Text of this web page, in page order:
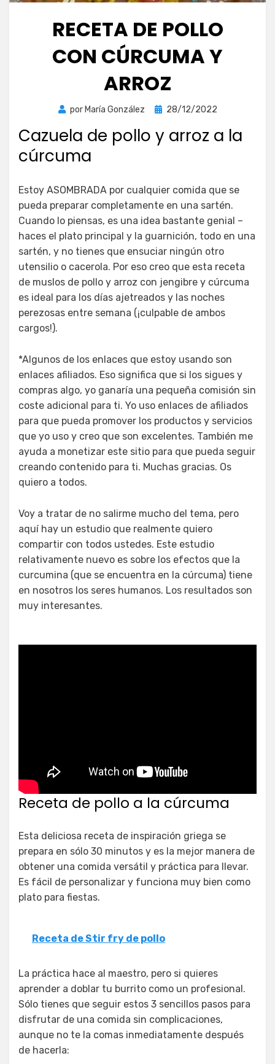
RECETA DE POLLO
CON CÚRCUMA Y
ARROZ
por María González
Publicada
28/12/2022
Cazuela de pollo y arroz a la
cúrcuma
Estoy ASOMBRADA por cualquier comida que se
pueda preparar completamente en una sartén.
Cuando lo piensas, es una idea bastante genial –
haces el plato principal y la guarnición, todo en una
sartén, y no tienes que ensuciar ningún otro
utensilio o cacerola. Por eso creo que esta receta
de muslos de pollo y arroz con jengibre y cúrcuma
es ideal para los días ajetreados y las noches
perezosas entre semana (¡culpable de ambos
cargos!).
*Algunos de los enlaces que estoy usando son
enlaces afiliados. Eso significa que si los sigues y
compras algo, yo ganaría una pequeña comisión sin
coste adicional para ti. Yo uso enlaces de afiliados
para que pueda promover los productos y servicios
que yo uso y creo que son excelentes. También me
ayuda a monetizar este sitio para que pueda seguir
creando contenido para ti. Muchas gracias. Os
quiero a todos.
Voy a tratar de no salirme mucho del tema, pero
aquí hay un estudio que realmente quiero
compartir con todos ustedes. Este estudio
relativamente nuevo es sobre los efectos que la
curcumina (que se encuentra en la cúrcuma) tiene
en nosotros los seres humanos. Los resultados son
muy interesantes.
Receta de pollo a la cúrcuma
Esta deliciosa receta de inspiración griega se
prepara en sólo 30 minutos y es la mejor manera de
obtener una comida versátil y práctica para llevar.
Es fácil de personalizar y funciona muy bien como
plato para fiestas.
Receta de Stir fry de pollo
La práctica hace al maestro, pero si quieres
aprender a doblar tu burrito como un profesional.
Sólo tienes que seguir estos 3 sencillos pasos para
disfrutar de una comida sin complicaciones,
aunque no te la comas inmediatamente después
de hacerla: